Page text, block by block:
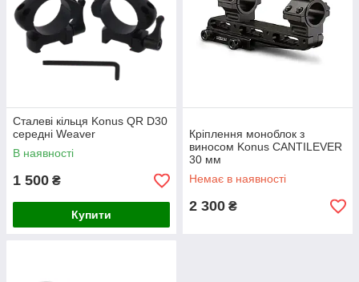
Сталеві кільця Konus QR D30
середні Weaver
В наявності
1 500 ₴
Купити
Кріплення моноблок з
виносом Konus CANTILEVER
30 мм
Немає в наявності
2 300 ₴